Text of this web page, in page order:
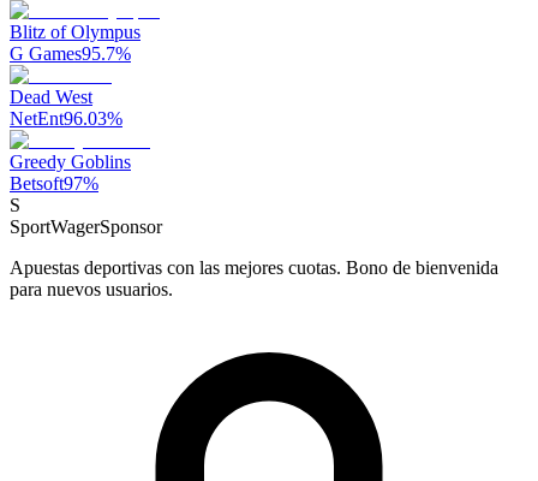
Blitz of Olympus
G Games95.7%
Dead West
NetEnt96.03%
Greedy Goblins
Betsoft97%
S
SportWagerSponsor
Apuestas deportivas con las mejores cuotas. Bono de bienvenida
para nuevos usuarios.